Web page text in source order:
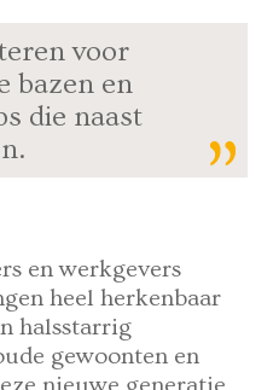
voor
bazen en
die naast
en werkgevers
heel herkenbaar
halsstarrig
gewoonten en